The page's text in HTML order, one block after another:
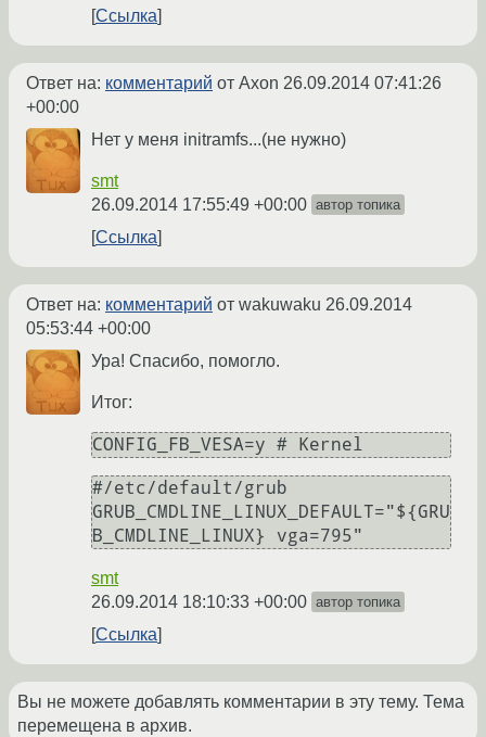
Ссылка
Ответ на: комментарий от Axon 26.09.2014 07:41:26
+00:00
Нет у меня initramfs...(не нужно)
smt
26.09.2014 17:55:49 +00:00 автор топика
Ссылка
Ответ на: комментарий от wakuwaku 26.09.2014
05:53:44 +00:00
Ура! Спасибо, помогло.
Итог:
#/etc/default/grub
GRUB_CMDLINE_LINUX_DEFAULT="${GRU
smt
26.09.2014 18:10:33 +00:00 автор топика
Ссылка
Вы не можете добавлять комментарии в эту тему. Тема
перемещена в архив.